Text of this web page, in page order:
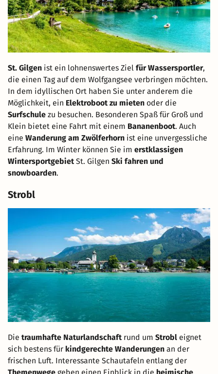
St. Gilgen ist ein lohnenswertes Ziel für Wassersportler,
die einen Tag auf dem Wolfgangsee verbringen möchten.
In dem idyllischen Ort haben Sie unter anderem die
Möglichkeit, ein Elektroboot zu mieten oder die
Surfschule zu besuchen. Besonderen Spaß für Groß und
Klein bietet eine Fahrt mit einem Bananenboot. Auch
eine Wanderung am Zwölferhorn ist eine unvergessliche
Erfahrung. Im Winter können Sie im erstklassigen
Wintersportgebiet St. Gilgen Ski fahren und
snowboarden.
Strobl
Die traumhafte Naturlandschaft rund um Strobl eignet
sich bestens für kindgerechte Wanderungen an der
frischen Luft. Interessante Schautafeln entlang der
Themenwege geben einen Einblick in die heimische